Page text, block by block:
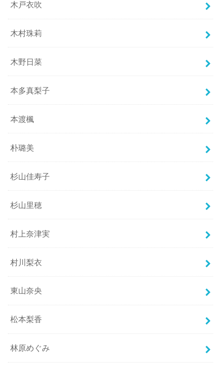
木戸衣吹
木村珠莉
木野日菜
本多真梨子
本渡楓
朴璐美
杉山佳寿子
杉山里穂
村上奈津実
村川梨衣
東山奈央
松本梨香
林原めぐみ